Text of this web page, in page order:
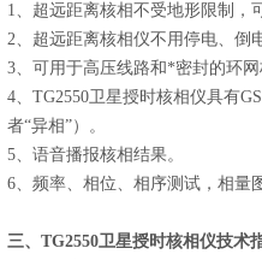
1、超远距离核相不受地形限制，
2、超远距离核相仪不用停电、倒
3、可用于高压线路和*密封的环网
4、TG2550卫星授时核相仪具有
者“异相”）。
5、语音播报核相结果。
6、频率、相位、相序测试，相量
三、TG2550卫星授时核相仪技术